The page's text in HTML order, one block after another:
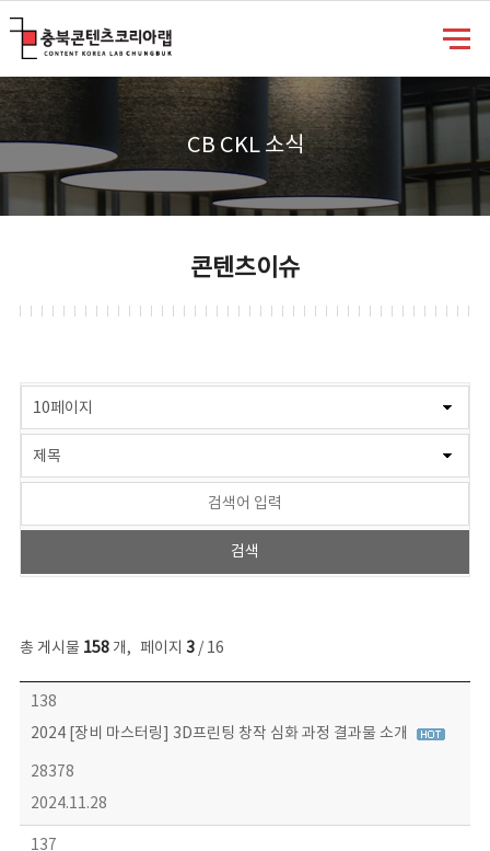
CB CKL 소식
콘텐츠이슈
총 게시물 158개, 페이지 3/ 16
콘텐츠이슈 목록 - 번호, 제목, 작성자, 파일, 조회수, 작성일 정보 제공
138
2024 [장비 마스터링] 3D프린팅 창작 심화 과정 결과물 소개
28378
2024.11.28
137